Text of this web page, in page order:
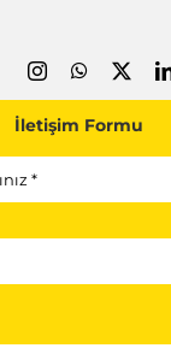
İletişim Formu